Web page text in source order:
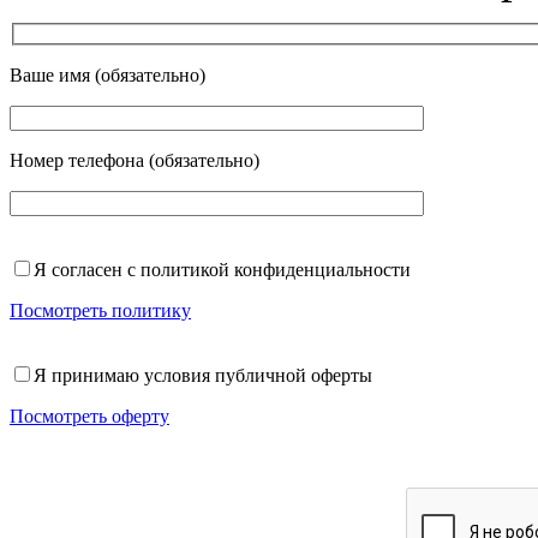
Ваше имя (обязательно)
Номер телефона (обязательно)
Я согласен с политикой конфиденциальности
Посмотреть политику
Я принимаю условия публичной оферты
Посмотреть оферту